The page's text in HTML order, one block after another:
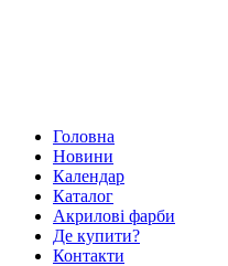
Головна
Новини
Календар
Каталог
Акрилові фарби
Де купити?
Контакти